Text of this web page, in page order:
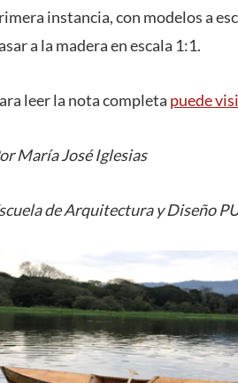
instancia, con modelos a
a la madera en escala 1:1.
leer la nota completa puede
María José Iglesias
de Arquitectura y Diseño